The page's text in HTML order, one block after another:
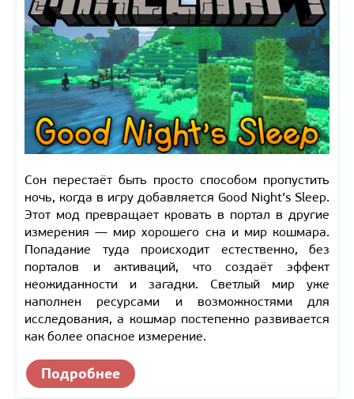
Сон перестаёт быть просто способом пропустить
ночь, когда в игру добавляется Good Night’s Sleep.
Этот мод превращает кровать в портал в другие
измерения — мир хорошего сна и мир кошмара.
Попадание туда происходит естественно, без
порталов и активаций, что создаёт эффект
неожиданности и загадки. Светлый мир уже
наполнен ресурсами и возможностями для
исследования, а кошмар постепенно развивается
как более опасное измерение.
Подробнее